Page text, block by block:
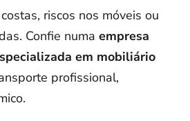
riscos nos móveis ou
Confie numa empresa
em mobiliário
profissional,